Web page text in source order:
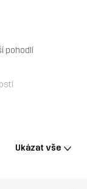
pohodlí
pro různé
Ukázat vše